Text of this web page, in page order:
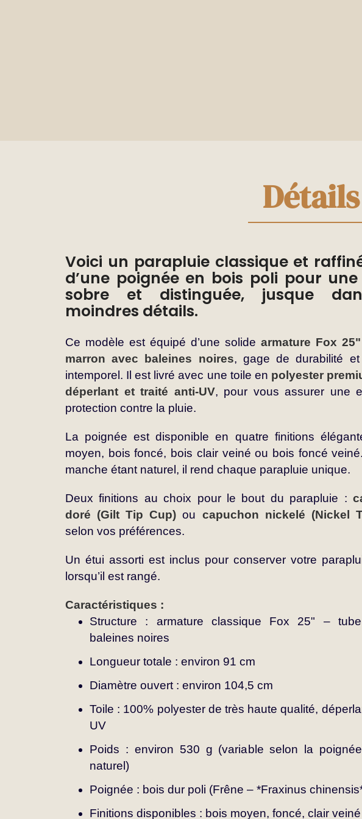
Détails
Voici un parapluie classique et
d’une poignée en bois poli pour
sobre et distinguée, jusque
moindres détails.
Ce modèle est équipé d’une solide armature Fox
marron avec baleines noires, gage de durabilité
intemporel. Il est livré avec une toile en polyester
déperlant et traité anti-UV, pour vous assurer une
protection contre la pluie.
La poignée est disponible en quatre finitions
moyen, bois foncé, bois clair veiné ou bois foncé
manche étant naturel, il rend chaque parapluie unique.
Deux finitions au choix pour le bout du parapluie :
doré (Gilt Tip Cup) ou capuchon nickelé (Nickel
selon vos préférences.
Un étui assorti est inclus pour conserver votre
lorsqu’il est rangé.
Caractéristiques :
Structure : armature classique Fox 25" –
baleines noires
Longueur totale : environ 91 cm
Diamètre ouvert : environ 104,5 cm
Toile : 100% polyester de très haute qualité,
UV
Poids : environ 530 g (variable selon la
naturel)
Poignée : bois dur poli (Frêne – *Fraxinus
Finitions disponibles : bois moyen, foncé, clair